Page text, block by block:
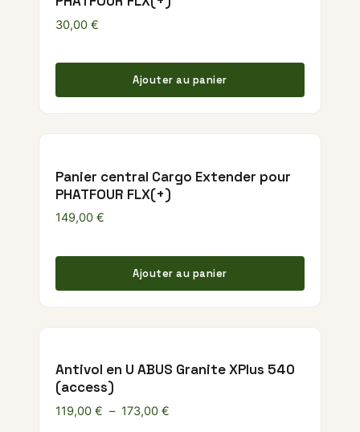
30,00 €
Ajouter au panier
Panier central Cargo Extender pour
PHATFOUR FLX(+)
149,00 €
Ajouter au panier
Antivol en U ABUS Granite XPlus 540
(access)
119,00 € – 173,00 €